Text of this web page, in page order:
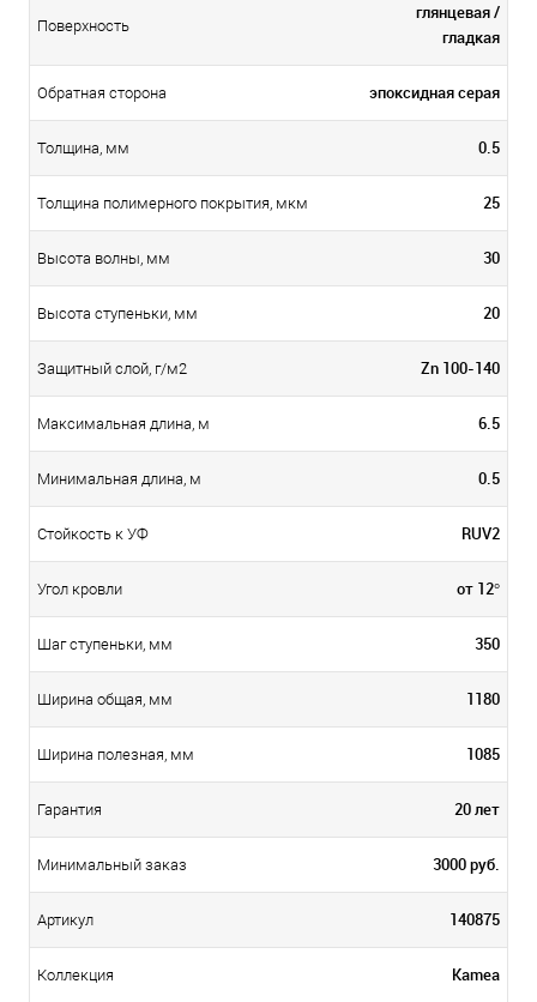
Поверхность
глянцевая /
гладкая
Обратная сторона эпоксидная серая
Толщина, мм 0.5
Толщина полимерного покрытия, мкм 25
Высота волны, мм 30
Высота ступеньки, мм 20
Защитный слой, г/м2 Zn 100-140
Максимальная длина, м 6.5
Минимальная длина, м 0.5
Стойкость к УФ RUV2
Угол кровли от 12°
Шаг ступеньки, мм 350
Ширина общая, мм 1180
Ширина полезная, мм 1085
Гарантия 20 лет
Минимальный заказ 3000 руб.
Артикул 140875
Коллекция Kamea